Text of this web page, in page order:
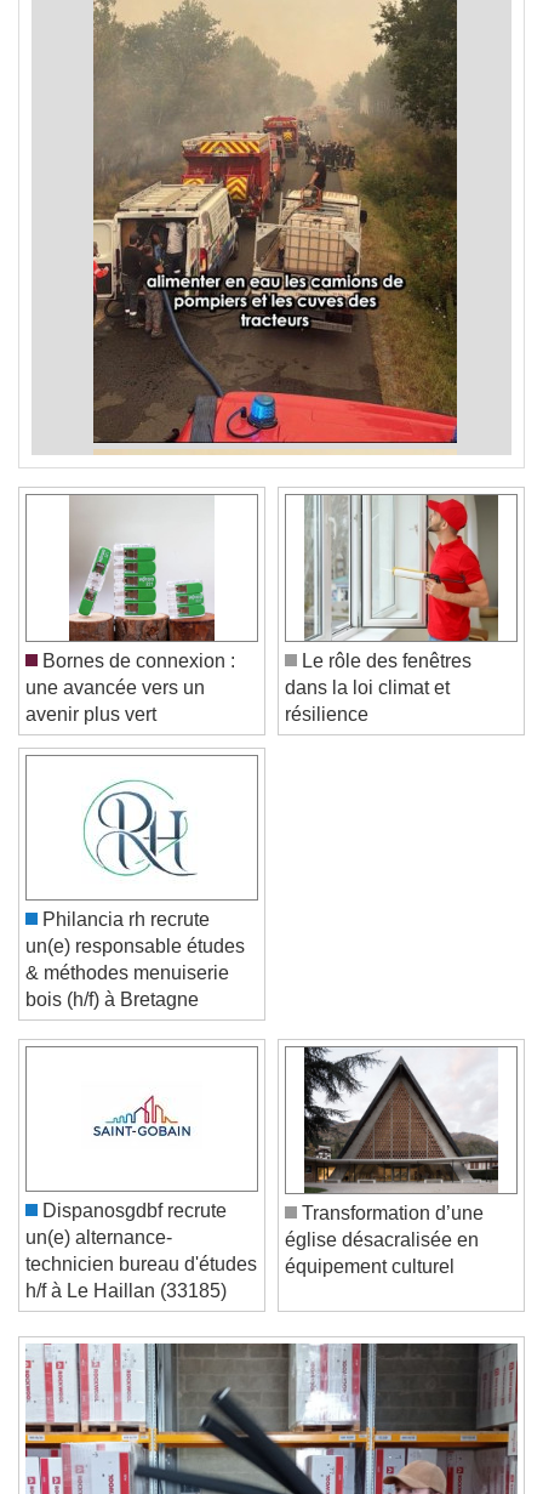
Video Player is loading.
Play
Skip Backward
Skip Forward
Unmute
Current Time
/
Duration-:-
Loaded:0%
Stream TypeLIVE
Seek to live, currently behind liveLIVE
Remaining Time-0:00
1x
Playback Rate
Bornes de connexion :
une avancée vers un
avenir plus vert
Le rôle des fenêtres
dans la loi climat et
résilience
Philancia rh recrute
un(e) responsable études
& méthodes menuiserie
bois (h/f) à Bretagne
Dispanosgdbf recrute
un(e) alternance-
technicien bureau d'études
h/f à Le Haillan (33185)
Transformation d’une
église désacralisée en